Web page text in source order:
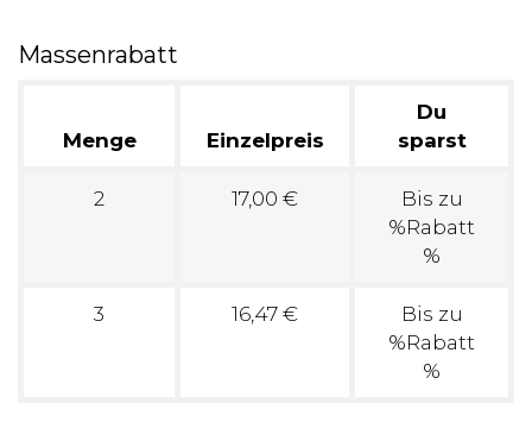
Massenrabatt
Menge Einzelpreis
Du
sparst
2 17,00 €
Bis zu
%Rabatt
%
3 16,47 €
Bis zu
%Rabatt
%